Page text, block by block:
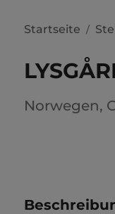
Startseite /
Norwegen,